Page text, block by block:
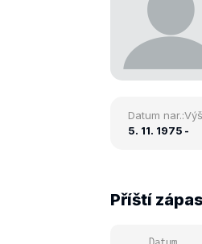
Datum nar.:
5. 11. 1975 -
Příští zápas